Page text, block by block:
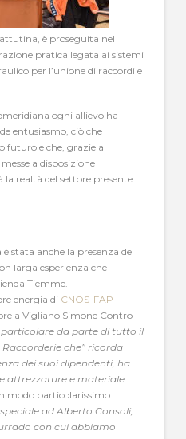
è proseguita nel
pratica legata ai sistemi
per l’unione di raccordi e
ogni allievo ha
entusiasmo, ciò che
futuro e che, grazie al
a disposizione
la realtà del settore presente
stata anche la presenza del
larga esperienza che
Tiemme.
energia di CNOS-FAP
a Vigliano Simone Contro
da parte di tutto il
che” ricorda
dei suoi dipendenti, ha
attrezzature e materiale
modo particolarissimo
ad Alberto Consoli,
con cui abbiamo